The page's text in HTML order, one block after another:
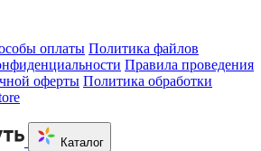
оплаты Политика файлов
Правила проведения
оферты Политика обработки
Каталог